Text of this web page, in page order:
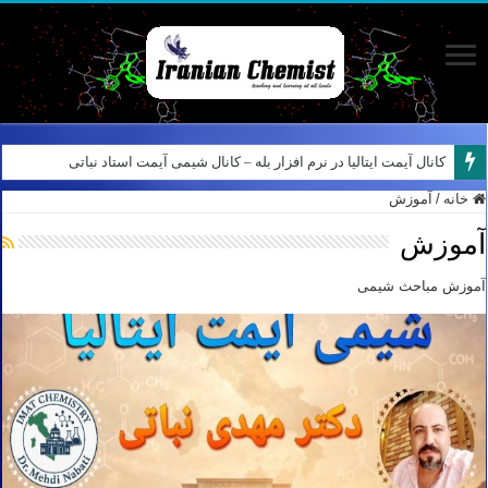
کانال آیمت ایتالیا در نرم افزار بله – کانال شیمی آیمت استاد نباتی
خانه / آموزش
آموزش
آموزش مباحث شیمی